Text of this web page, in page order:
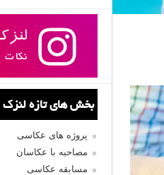
بخش های تازه لنزک
پروژه های عکاسی
مصاحبه با عکاسان
مسابقه عکاسی